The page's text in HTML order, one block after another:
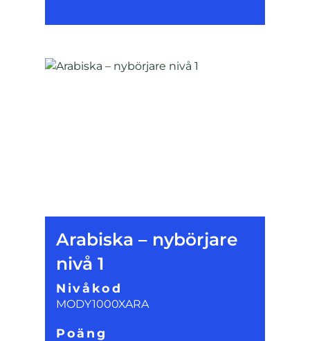
Arabiska – nybörjare
nivå 1
Nivåkod
MODY1000XARA
Poäng